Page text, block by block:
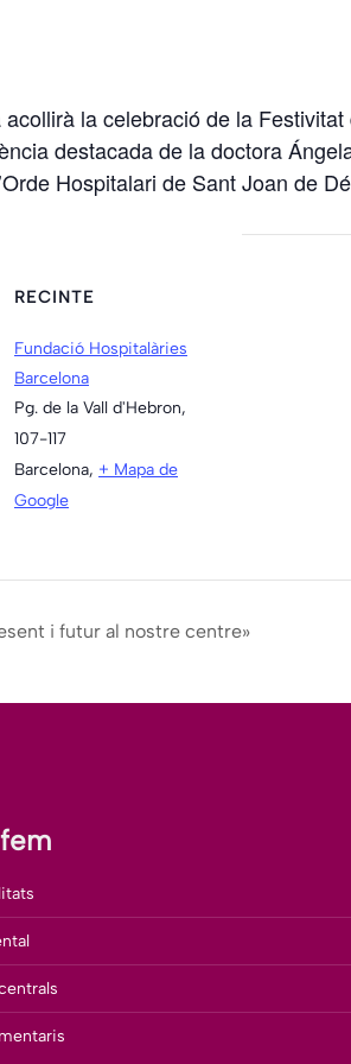
la celebració de la
destacada de la doctora
Hospitalari de Sant Joan de
RECINTE
Fundació Hospitalàries
Barcelona
Pg. de la Vall d'Hebron,
107-117
Barcelona, + Mapa de
Google
i futur al nostre centre»